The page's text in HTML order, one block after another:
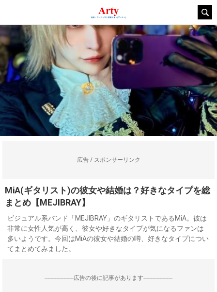
広告 / スポンサーリンク
MiA(ギタリスト)の彼女や結婚は？好きなタイプを総
まとめ【MEJIBRAY】
ビジュアル系バンド「MEJIBRAY」のギタリストであるMiA。彼は
非常に女性人気が高く、彼女や好きなタイプが気になるファンは
多いようです。今回はMiAの彼女や結婚の噂、好きなタイプについ
てまとめてみました。
--------------------広告の後に記事があります--------------------